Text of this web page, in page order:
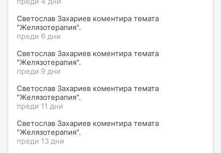
Светослав Захариев коментира темата
"Желязотерапия".
преди 6 дни
Светослав Захариев коментира темата
"Желязотерапия".
преди 9 дни
Светослав Захариев коментира темата
"Желязотерапия".
преди 11 дни
Светослав Захариев коментира темата
"Желязотерапия".
преди 13 дни